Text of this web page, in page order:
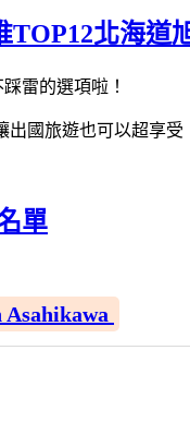
TOP12北海
雷的選項啦！
出國旅遊也可以超享受
單